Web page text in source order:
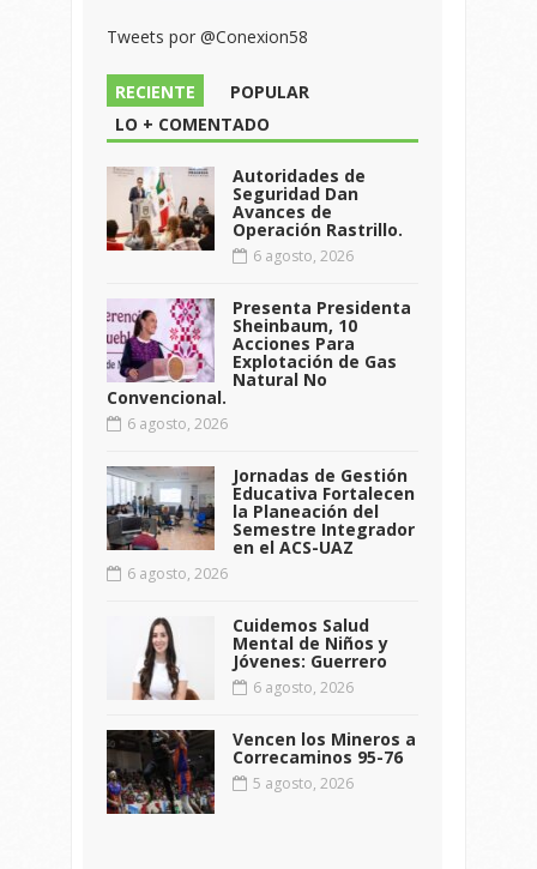
Tweets por @Conexion58
RECIENTE
POPULAR
LO + COMENTADO
Autoridades de
Seguridad Dan
Avances de
Operación Rastrillo.
6 agosto, 2026
Presenta Presidenta
Sheinbaum, 10
Acciones Para
Explotación de Gas
Natural No
Convencional.
6 agosto, 2026
Jornadas de Gestión
Educativa Fortalecen
la Planeación del
Semestre Integrador
en el ACS-UAZ
6 agosto, 2026
Cuidemos Salud
Mental de Niños y
Jóvenes: Guerrero
6 agosto, 2026
Vencen los Mineros a
Correcaminos 95-76
5 agosto, 2026